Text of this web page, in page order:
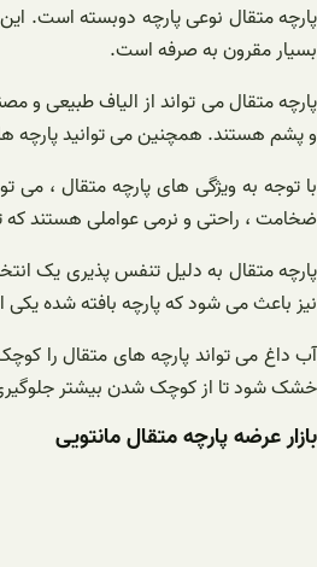
پارچه متقال نوعی پارچه دوبسته است.
بسیار مقرون به صرفه است.
پارچه متقال می تواند از الیاف طبیعی و
و پشم هستند. همچنین می توانید پارچه
با توجه به ویژگی های پارچه متقال ، می
ضخامت ، راحتی و نرمی عواملی هستند که
پارچه متقال به دلیل تنفس پذیری یک
نیز باعث می شود که پارچه بافته شده
آب داغ می تواند پارچه های متقال را
خشک شود تا از کوچک شدن بیشتر
بازار عرضه پارچه متقال مانتویی